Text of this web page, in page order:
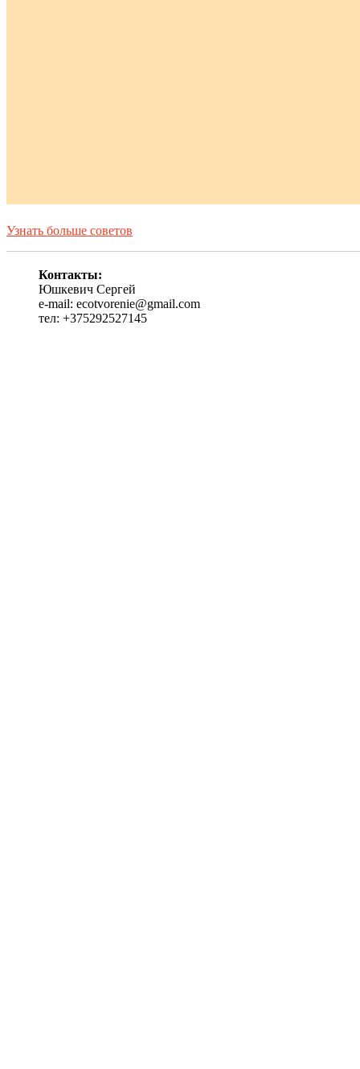
Узнать больше советов
Контакты:
Юшкевич Сергей
e-mail: ecotvorenie@gmail.com
тел: +375292527145